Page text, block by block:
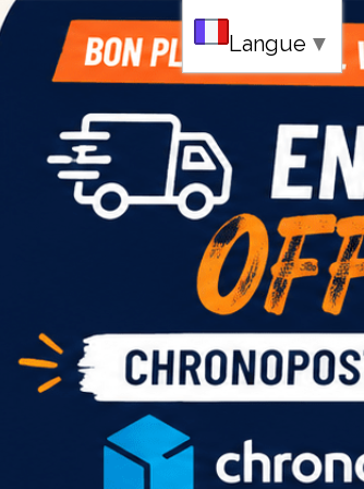
Langue ▼